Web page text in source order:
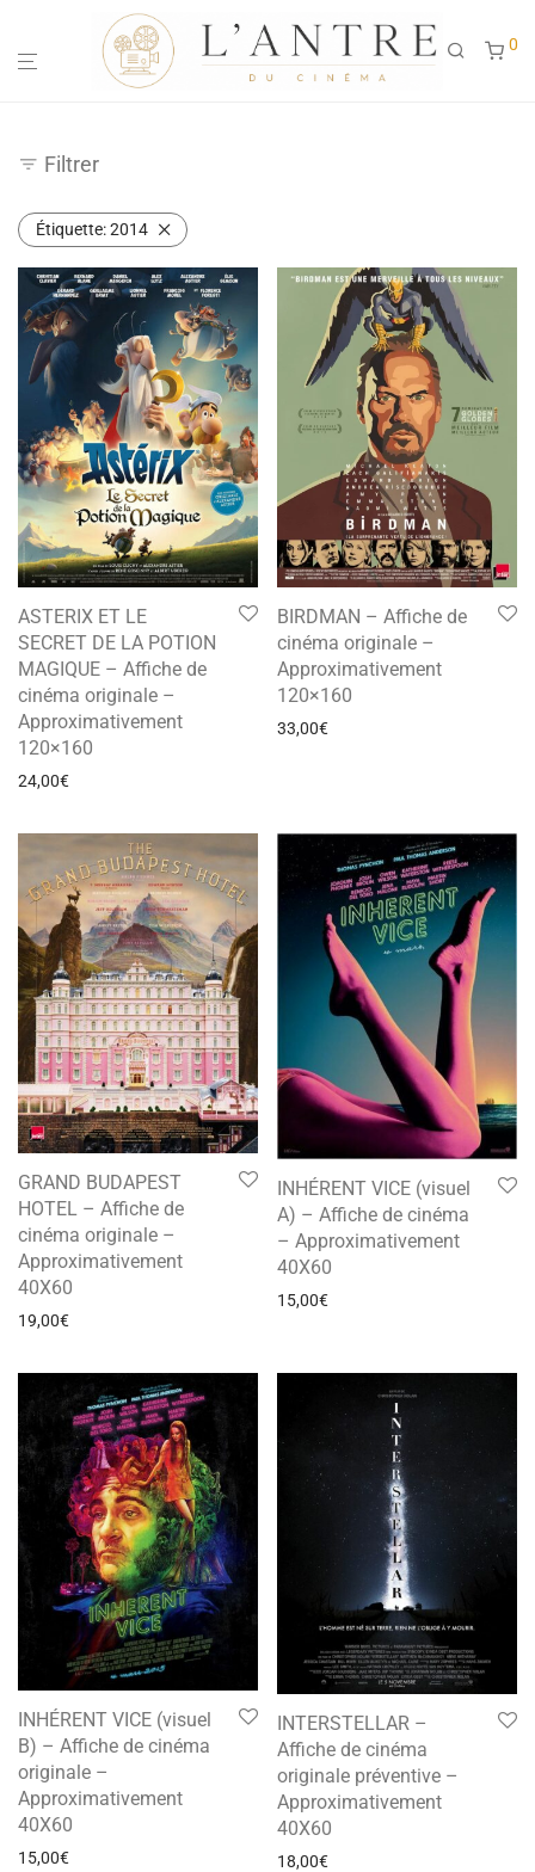
0
Filtrer
Étiquette:2014
ASTERIX ET LE
SECRET DE LA POTION
MAGIQUE – Affiche de
cinéma originale –
Approximativement
120×160
24,00€
BIRDMAN – Affiche de
cinéma originale –
Approximativement
120×160
33,00€
GRAND BUDAPEST
HOTEL – Affiche de
cinéma originale –
Approximativement
40X60
19,00€
INHÉRENT VICE (visuel
A) – Affiche de cinéma
– Approximativement
40X60
15,00€
INHÉRENT VICE (visuel
B) – Affiche de cinéma
originale –
Approximativement
40X60
15,00€
INTERSTELLAR –
Affiche de cinéma
originale préventive –
Approximativement
40X60
18,00€